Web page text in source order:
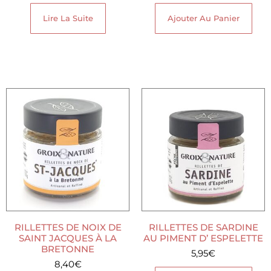
Lire La Suite Ajouter Au Panier
RILLETTES DE NOIX DE
SAINT JACQUES À LA
BRETONNE
8,40€
RILLETTES DE SARDINE
AU PIMENT D’ ESPELETTE
5,95€